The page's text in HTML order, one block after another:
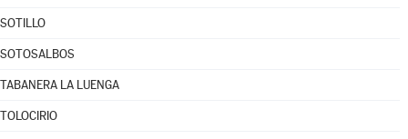
SOTILLO
SOTOSALBOS
TABANERA LA LUENGA
TOLOCIRIO